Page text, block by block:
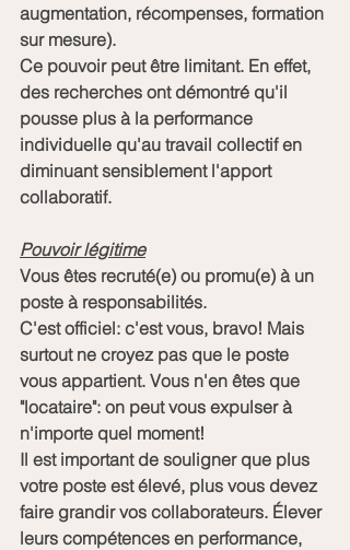
augmentation, récompenses, formation
sur mesure).
Ce pouvoir peut être limitant. En effet,
des recherches ont démontré qu'il
pousse plus à la performance
individuelle qu'au travail collectif en
diminuant sensiblement l'apport
collaboratif.
Pouvoir légitime
Vous êtes recruté(e) ou promu(e) à un
poste à responsabilités.
C'est officiel: c'est vous, bravo! Mais
surtout ne croyez pas que le poste
vous appartient. Vous n'en êtes que
"locataire": on peut vous expulser à
n'importe quel moment!
Il est important de souligner que plus
votre poste est élevé, plus vous devez
faire grandir vos collaborateurs. Élever
leurs compétences en performance,